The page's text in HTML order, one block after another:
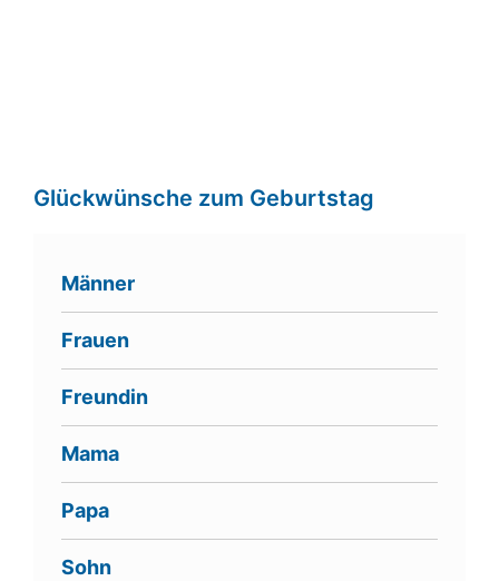
Glückwünsche zum Geburtstag
Männer
Frauen
Freundin
Mama
Papa
Sohn